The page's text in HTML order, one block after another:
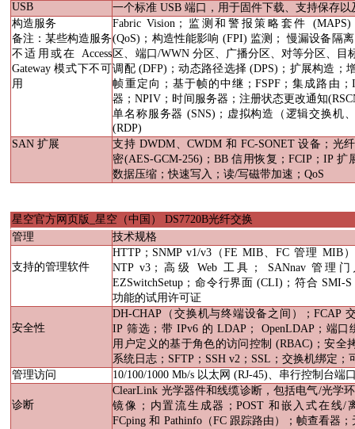
USB
一个标准 USB端口，用于固件下载、支持保存
构造服务
备注：某些构造服务
不适用或在 Access
Gateway模式下不可
用
Fabric Vision ；监测和警报策略套件 (MAPS)
(QoS) ；构造性能影响 (FPI) 监测； 慢漏设备隔离
区、端口 /WWN 分区、广播分区、对等分区、目
调配(DFP) ；动态路径选择 (DPS) ；扩展构造；
帧重定向；基于帧的中继；FSPF ；集成路由；
器；NPIV ；时间服务器；注册状态更改通知
单名称服务器 (SNS) ；虚拟构造（逻辑交换机
(RDP)
SAN 扩展 支持 DWDM、CWDM 和 FC-SONET设备；光
密(AES-GCM-256) ； BB信用恢复；FCIP ；IP扩
数据压缩；快速写入；读/写磁带加速；QoS
星空官方网页版_星空（中国） DS7720B光纤交换
管理
技术规格
支持的管理软件
HTTP ； SNMP v1/v3（FE MIB、FC 管理 MIB
NTP v3；高级 Web 工具； SANnav管理
EZSwitchSetup ；命令行界面 (CLI) ；符合 SMI-S
功能的试用许可证
安全性
DH-CHAP （交换机与终端设备之间）；FCAP
IP筛选；带 IPv6 的 LDAP ； OpenLDAP；端口
用户定义的基于角色的访问控制 (RBAC) ；安全
系统日志； SFTP ； SSH v2 ； SSL ；交换机绑定；
管理访问
10/100/1000 Mb/s 以太网 (RJ-45)、串行控制台端
诊断
ClearLink 光学器件和线缆诊断，包括电气/光学
镜像；内置流生成器；POST 和嵌入式在线/
FCping和 Pathinfo（FC 跟踪路由）；帧查看器